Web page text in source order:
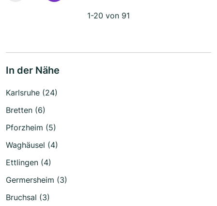
1-20 von 91
In der Nähe
Karlsruhe (24)
Bretten (6)
Pforzheim (5)
Waghäusel (4)
Ettlingen (4)
Germersheim (3)
Bruchsal (3)